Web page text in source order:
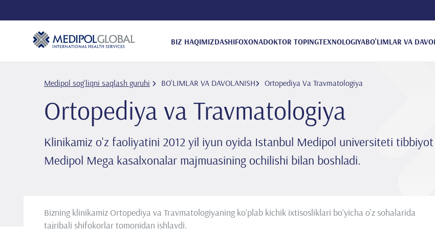
BIZ HAQIMIZDASHIFOXONADOKTOR TOPINGTEXNOLOGIYA
Medipol sog'liqni saqlash guruhi BO'LIMLAR VA DAVOLANISH Ortopediya Va Travmatologiya
Ortopediya va Travmatologiya
Klinikamiz o'z faoliyatini 2012 yil iyun oyida Istanbul Medipol universiteti
Medipol Mega kasalxonalar majmuasining ochilishi bilan boshladi.
Bizning klinikamiz Ortopediya va Travmatologiyaning ko'plab kichik ixtisosliklari bo'yicha o'z sohalarida
tajribali shifokorlar tomonidan ishlaydi.